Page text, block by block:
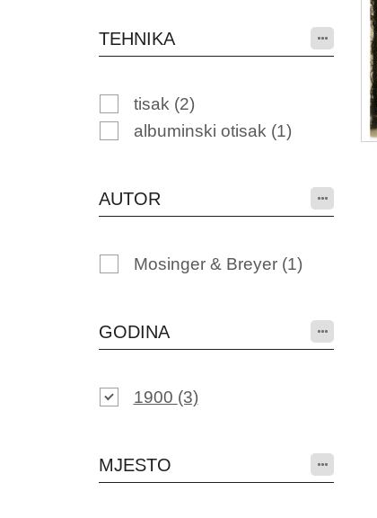
TEHNIKA
tisak (2)
albuminski otisak (1)
AUTOR
Mosinger & Breyer (1)
GODINA
1900 (3)
MJESTO